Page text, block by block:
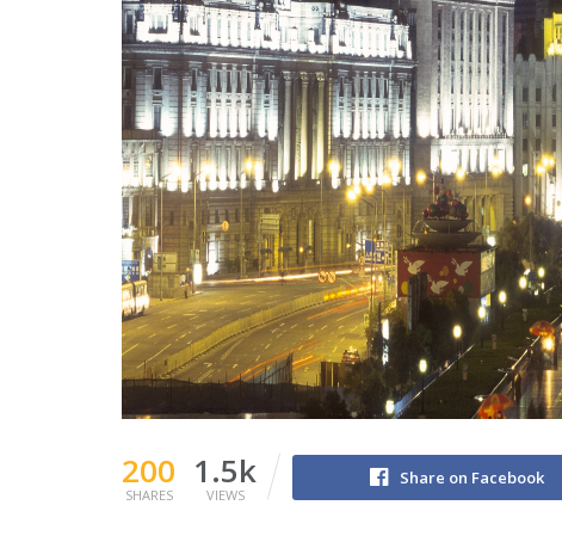
200
SHARES
1.5k
VIEWS
Share on Facebook